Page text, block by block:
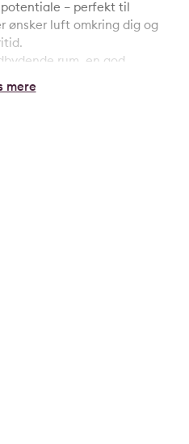
– perfekt til
ønsker luft omkring dig og
rum, en god
hvor både
Her er plads til nærvær,